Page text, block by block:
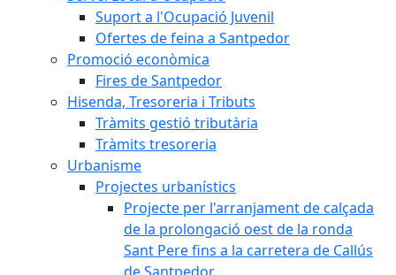
Suport a l'Ocupació Juvenil
Ofertes de feina a Santpedor
Promoció econòmica
Fires de Santpedor
Hisenda, Tresoreria i Tributs
Tràmits gestió tributària
Tràmits tresoreria
Urbanisme
Projectes urbanístics
Projecte per l'arranjament de calçada
de la prolongació oest de la ronda
Sant Pere fins a la carretera de Callús